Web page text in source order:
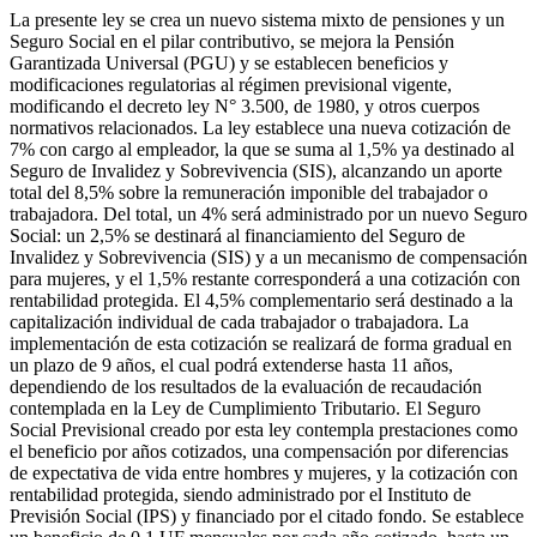
La presente ley se crea un nuevo sistema mixto de pensiones y un
Seguro Social en el pilar contributivo, se mejora la Pensión
Garantizada Universal (PGU) y se establecen beneficios y
modificaciones regulatorias al régimen previsional vigente,
modificando el decreto ley N° 3.500, de 1980, y otros cuerpos
normativos relacionados. La ley establece una nueva cotización de
7% con cargo al empleador, la que se suma al 1,5% ya destinado al
Seguro de Invalidez y Sobrevivencia (SIS), alcanzando un aporte
total del 8,5% sobre la remuneración imponible del trabajador o
trabajadora. Del total, un 4% será administrado por un nuevo Seguro
Social: un 2,5% se destinará al financiamiento del Seguro de
Invalidez y Sobrevivencia (SIS) y a un mecanismo de compensación
para mujeres, y el 1,5% restante corresponderá a una cotización con
rentabilidad protegida. El 4,5% complementario será destinado a la
capitalización individual de cada trabajador o trabajadora. La
implementación de esta cotización se realizará de forma gradual en
un plazo de 9 años, el cual podrá extenderse hasta 11 años,
dependiendo de los resultados de la evaluación de recaudación
contemplada en la Ley de Cumplimiento Tributario. El Seguro
Social Previsional creado por esta ley contempla prestaciones como
el beneficio por años cotizados, una compensación por diferencias
de expectativa de vida entre hombres y mujeres, y la cotización con
rentabilidad protegida, siendo administrado por el Instituto de
Previsión Social (IPS) y financiado por el citado fondo. Se establece